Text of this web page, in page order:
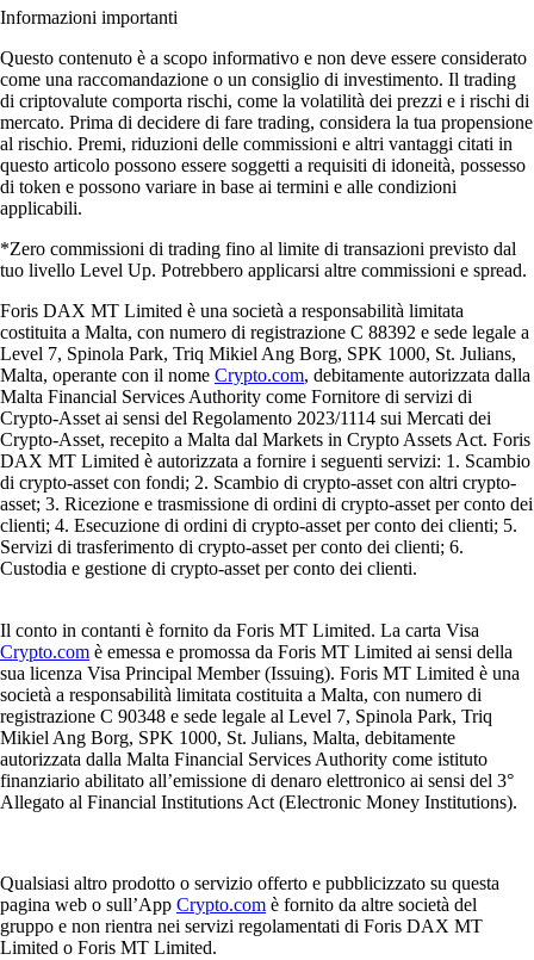
Informazioni importanti
Questo contenuto è a scopo informativo e non deve essere considerato
come una raccomandazione o un consiglio di investimento. Il trading
di criptovalute comporta rischi, come la volatilità dei prezzi e i rischi di
mercato. Prima di decidere di fare trading, considera la tua propensione
al rischio. Premi, riduzioni delle commissioni e altri vantaggi citati in
questo articolo possono essere soggetti a requisiti di idoneità, possesso
di token e possono variare in base ai termini e alle condizioni
applicabili.
*Zero commissioni di trading fino al limite di transazioni previsto dal
tuo livello Level Up. Potrebbero applicarsi altre commissioni e spread.
Foris DAX MT Limited è una società a responsabilità limitata
costituita a Malta, con numero di registrazione C 88392 e sede legale a
Level 7, Spinola Park, Triq Mikiel Ang Borg, SPK 1000, St. Julians,
Malta, operante con il nome Crypto.com, debitamente autorizzata dalla
Malta Financial Services Authority come Fornitore di servizi di
Crypto-Asset ai sensi del Regolamento 2023/1114 sui Mercati dei
Crypto-Asset, recepito a Malta dal Markets in Crypto Assets Act. Foris
DAX MT Limited è autorizzata a fornire i seguenti servizi: 1. Scambio
di crypto-asset con fondi; 2. Scambio di crypto-asset con altri crypto-
asset; 3. Ricezione e trasmissione di ordini di crypto-asset per conto dei
clienti; 4. Esecuzione di ordini di crypto-asset per conto dei clienti; 5.
Servizi di trasferimento di crypto-asset per conto dei clienti; 6.
Custodia e gestione di crypto-asset per conto dei clienti.
Il conto in contanti è fornito da Foris MT Limited. La carta Visa
Crypto.com è emessa e promossa da Foris MT Limited ai sensi della
sua licenza Visa Principal Member (Issuing). Foris MT Limited è una
società a responsabilità limitata costituita a Malta, con numero di
registrazione C 90348 e sede legale al Level 7, Spinola Park, Triq
Mikiel Ang Borg, SPK 1000, St. Julians, Malta, debitamente
autorizzata dalla Malta Financial Services Authority come istituto
finanziario abilitato all’emissione di denaro elettronico ai sensi del 3°
Allegato al Financial Institutions Act (Electronic Money Institutions).
Qualsiasi altro prodotto o servizio offerto e pubblicizzato su questa
pagina web o sull’App Crypto.com è fornito da altre società del
gruppo e non rientra nei servizi regolamentati di Foris DAX MT
Limited o Foris MT Limited.